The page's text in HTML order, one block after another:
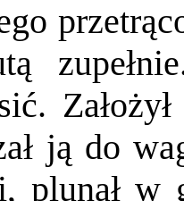
ją do
plunął w